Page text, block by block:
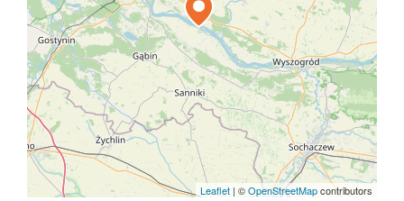
Leaflet | ©OpenStreetMapcontributors